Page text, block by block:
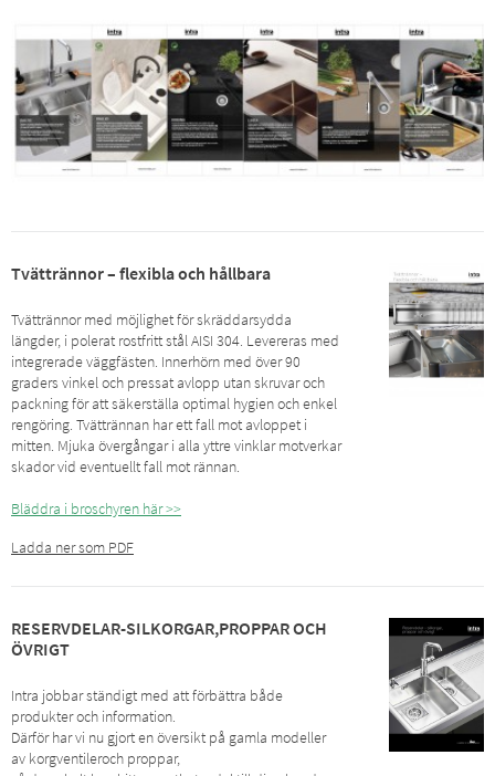
Tvättrännor – flexibla och hållbara
Tvättrännor med möjlighet för skräddarsydda
längder, i polerat rostfritt stål AISI 304. Levereras med
integrerade väggfästen. Innerhörn med över 90
graders vinkel och pressat avlopp utan skruvar och
packning för att säkerställa optimal hygien och enkel
rengöring. Tvättrännan har ett fall mot avloppet i
mitten. Mjuka övergångar i alla yttre vinklar motverkar
skador vid eventuellt fall mot rännan.
Bläddra i broschyren här >>
Ladda ner som PDF
RESERVDELAR-SILKORGAR,PROPPAR OCH
ÖVRIGT
Intra jobbar ständigt med att förbättra både
produkter och information.
Därför har vi nu gjort en översikt på gamla modeller
av korgventileroch proppar,